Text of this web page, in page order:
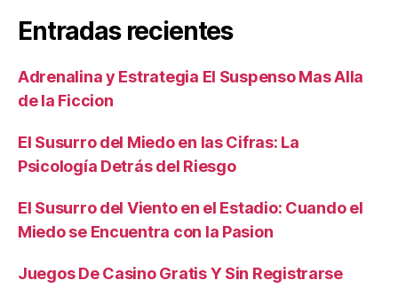
Entradas recientes
Adrenalina y Estrategia El Suspenso Mas Alla
de la Ficcion
El Susurro del Miedo en las Cifras: La
Psicología Detrás del Riesgo
El Susurro del Viento en el Estadio: Cuando el
Miedo se Encuentra con la Pasion
Juegos De Casino Gratis Y Sin Registrarse